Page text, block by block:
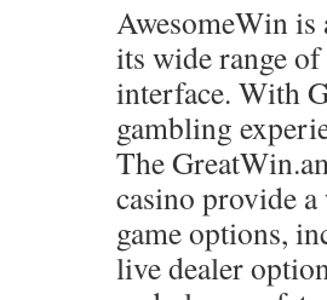
AwesomeWin
its wide range
interface. With
gambling
The
casino provide
game options,
live dealer